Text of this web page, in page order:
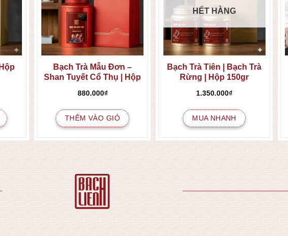
Bạch Trà Mẫu Đơn –
Shan Tuyết Cổ Thụ | Hộp
880.000₫
THÊM VÀO GIỎ
HẾT HÀNG
Bạch Trà Tiên | Bạch Trà
Rừng | Hộp 150gr
1.350.000₫
MUA NHANH